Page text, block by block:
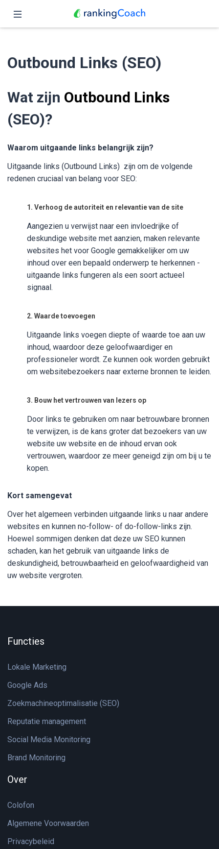
Functies
Prijzen
Partners
Outbound Links (SEO)
Wat zijn Outbound Links
(SEO)?
Waarom uitgaande links belangrijk zijn?
Uitgaande links (Outbound Links) zijn om de volgende
redenen cruciaal van belang voor SEO:
1. Verhoog de autoriteit en relevantie van de site
Aangezien u verwijst naar een invloedrijke of
deskundige website met aanzien, maken relevante
websites het voor Google gemakkelijker om uw
inhoud over een bepaald onderwerp te herkennen -
uitgaande links fungeren als een soort actueel
signaal.
2. Waarde toevoegen
Uitgaande links voegen diepte of waarde toe aan uw
inhoud, waardoor deze geloofwaardiger en
professioneler wordt. Ze kunnen ook worden gebruikt
om websitebezoekers naar externe bronnen te leiden.
3. Bouw het vertrouwen van lezers op
Door links te gebruiken om naar betrouwbare bronnen
te verwijzen, is de kans groter dat bezoekers van uw
website uw website en de inhoud ervan ook
vertrouwen, waardoor ze meer geneigd zijn om bij u te
kopen.
Kort samengevat
Over het algemeen verbinden uitgaande links u naar andere
websites en kunnen no-follow- of do-follow-links zijn.
Hoewel sommigen denken dat deze uw SEO kunnen
schaden, kan het gebruik van uitgaande links de
deskundigheid, betrouwbaarheid en geloofwaardigheid van
uw website vergroten.
Functies
Lokale Marketing
Google Ads
Zoekmachineoptimalisatie (SEO)
Reputatie management
Social Media Monitoring
Brand Monitoring
Over
Colofon
Algemene Voorwaarden
Privacybeleid